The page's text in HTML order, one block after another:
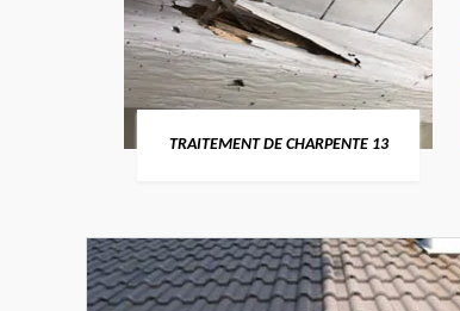
TRAITEMENT DE CHARPENTE 13